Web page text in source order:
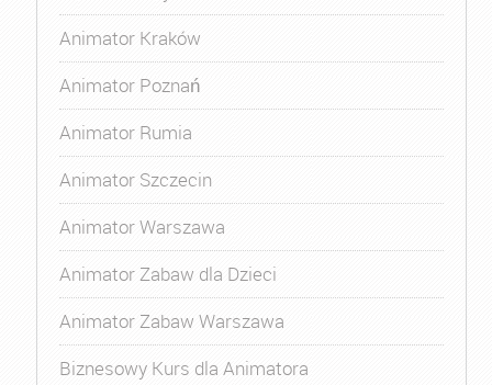
Animator Kraków
Animator Poznań
Animator Rumia
Animator Szczecin
Animator Warszawa
Animator Zabaw dla Dzieci
Animator Zabaw Warszawa
Biznesowy Kurs dla Animatora